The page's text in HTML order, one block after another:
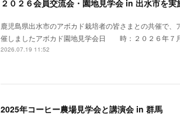
２０２６会員交流会・園地見学会 in 出水市を実
鹿児島県出水市のアボカド栽培者の皆さまとの共催で
催しましたアボカド園地見学会日 時：２０２６年７
2026.07.19 11:52
2025年コーヒー農場見学会と講演会 in 群馬